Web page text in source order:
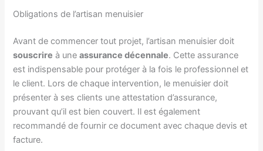
Obligations de l’artisan menuisier
Avant de commencer tout projet, l’artisan menuisier doit
souscrire à uneassurance décennale. Cette assurance
est indispensable pour protéger à la fois le professionnel et
le client. Lors de chaque intervention, le menuisier doit
présenter à ses clients une attestation d’assurance,
prouvant qu’il est bien couvert. Il est également
recommandé de fournir ce document avec chaque devis et
facture.